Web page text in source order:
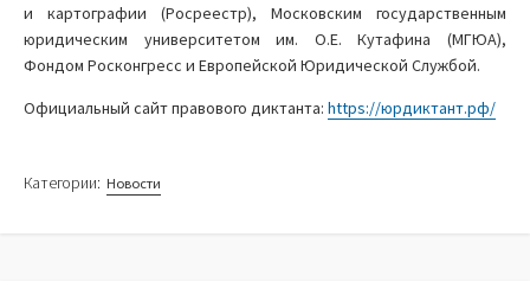
и картографии (Росреестр), Московским государственным
юридическим университетом им. О.Е. Кутафина (МГЮА),
Фондом Росконгресс и Европейской Юридической Службой.
Официальный сайт правового диктанта: https://юрдиктант.рф/
Категории: Новости